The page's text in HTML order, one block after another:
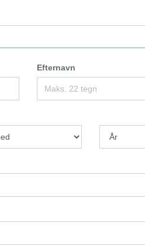
Efternavn